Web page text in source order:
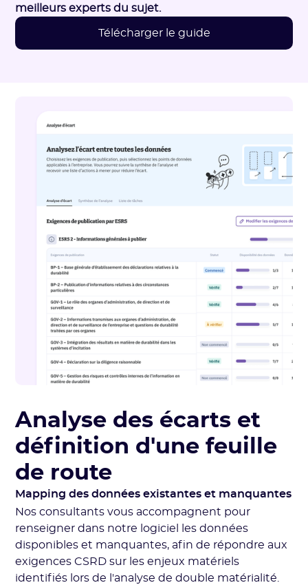
meilleurs experts du sujet.
Télécharger le guide
Analyse des écarts et
définition d'une feuille
de route
Mapping des données existantes et manquantes
Nos consultants vous accompagnent pour
renseigner dans notre logiciel les données
disponibles et manquantes, afin de répondre aux
exigences CSRD sur les enjeux matériels
identifiés lors de l'analyse de double matérialité.